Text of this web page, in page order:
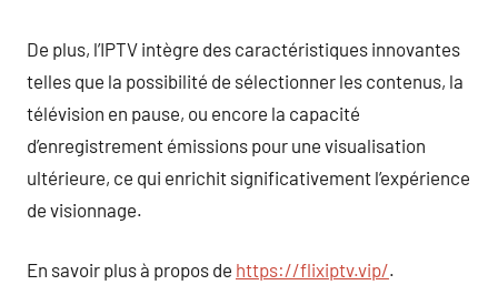
De plus, l’IPTV intègre des caractéristiques innovantes
telles que la possibilité de sélectionner les contenus, la
télévision en pause, ou encore la capacité
d’enregistrement émissions pour une visualisation
ultérieure, ce qui enrichit significativement l’expérience
de visionnage.
En savoir plus à propos de https://flixiptv.vip/.